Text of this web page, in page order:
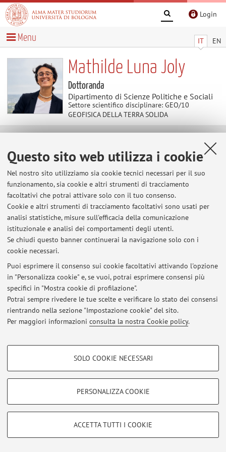
Questo sito web utilizza i cookie
Nel nostro sito utilizziamo sia cookie tecnici necessari per il suo
funzionamento, sia cookie e altri strumenti di tracciamento
facoltativi che potrai attivare solo con il tuo consenso.
Cookie e altri strumenti di tracciamento facoltativi sono usati per
analisi statistiche, misure sull'efficacia della comunicazione
istituzionale e analisi dei comportamenti degli utenti.
Se chiudi questo banner continuerai la navigazione solo con i
cookie necessari.
Puoi esprimere il consenso sui cookie facoltativi attivando l'opzione
in "Personalizza cookie" e, se vuoi, potrai esprimere consensi più
specifici in "Mostra cookie di profilazione".
Potrai sempre rivedere le tue scelte e verificare lo stato dei consensi
rientrando nella sezione "Impostazione cookie" del sito.
Per maggiori informazioni consulta la nostra Cookie policy.
COOKIE DI PROFILAZIONE - FACOLTATIVI
COOKIE TECNICI - NECESSARI
Si tratta di cookie tecnici utilizzati, a titolo esemplificativo, per il corretto
SOLO COOKIE NECESSARI
PERSONALIZZA COOKIE
ACCETTA TUTTI I COOKIE
Login
IT EN
Menu
Mathilde Luna Joly
Dottoranda
Dipartimento di Scienze Politiche e Sociali
Settore scientifico disciplinare: GEO/10
GEOFISICA DELLA TERRA SOLIDA
Avvisi
Al momento non sono presenti avvisi.
Area riservata
Accedi tramite login per gestire tutti i contenuti del sito.
© 2026 - ALMA MATER STUDIORUM - Università di Bologna - Via
Zamboni, 33 - 40126 Bologna - Partita IVA: 01131710376
Privacy| Note legali |Impostazioni Cookie